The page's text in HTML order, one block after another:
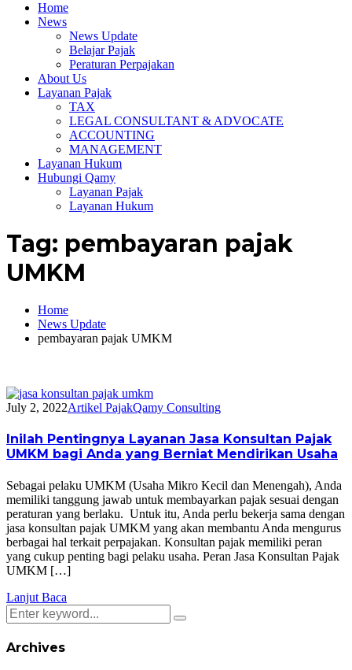
Home
News
News Update
Belajar Pajak
Peraturan Perpajakan
About Us
Layanan Pajak
TAX
LEGAL CONSULTANT & ADVOCATE
ACCOUNTING
MANAGEMENT
Layanan Hukum
Hubungi Qamy
Layanan Pajak
Layanan Hukum
Tag: pembayaran pajak
UMKM
Home
News Update
pembayaran pajak UMKM
July 2, 2022Artikel PajakQamy Consulting
Inilah Pentingnya Layanan Jasa Konsultan Pajak
UMKM bagi Anda yang Berniat Mendirikan Usaha
Sebagai pelaku UMKM (Usaha Mikro Kecil dan Menengah), Anda
memiliki tanggung jawab untuk membayarkan pajak sesuai dengan
peraturan yang berlaku. Untuk itu, Anda perlu bekerja sama dengan
jasa konsultan pajak UMKM yang akan membantu Anda mengurus
berbagai hal terkait perpajakan. Konsultan pajak memiliki peran
yang cukup penting bagi pelaku usaha. Peran Jasa Konsultan Pajak
UMKM […]
Lanjut Baca
Archives